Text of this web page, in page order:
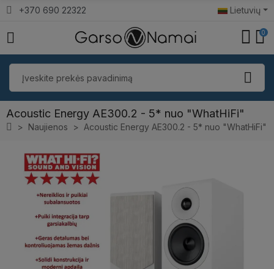
+370 690 22322 Lietuvių
0
Acoustic Energy AE300.2 - 5* nuo "WhatHiFi"
Naujienos Acoustic Energy AE300.2 - 5* nuo "WhatHiFi"